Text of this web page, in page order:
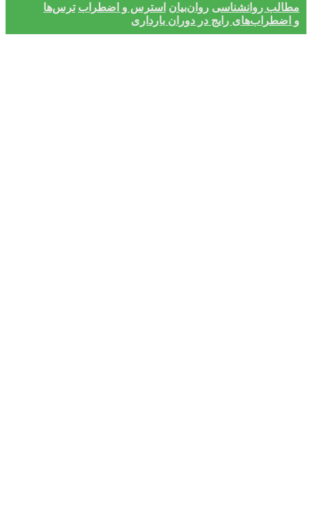
مطالب روانشناسی روان‌بیان استرس و اضطراب ترس‌ها
و اضطراب‌های رایج در دوران بارداری